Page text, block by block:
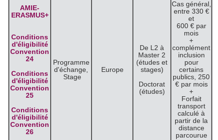
AMIE-
ERASMUS+
Conditions
d'éligibilité
Convention
24
Conditions
d'éligibilité
Convention
25
Conditions
d'éligibilité
Convention
26
Programme
d'échange,
Stage
Europe
De L2 à
Master 2
(études et
stages)
Doctorat
(études)
Cas général,
entre 330 €
et
600 € par
mois
+
complément
inclusion
pour
certains
publics, 250
€ par mois
+
Forfait
transport
calculé à
partir de la
distance
parcourue